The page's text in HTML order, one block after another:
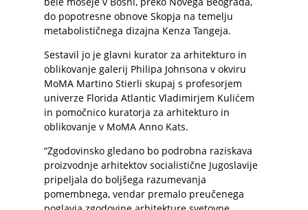
do popotresne obnove Skopja na temelju
metabolističnega dizajna Kenza Tangeja.
Sestavil jo je glavni kurator za arhitekturo in
oblikovanje galerij Philipa Johnsona v okviru
MoMA Martino Stierli skupaj s profesorjem
univerze Florida Atlantic Vladimirjem Kulićem
in pomočnico kuratorja za arhitekturo in
oblikovanje v MoMA Anno Kats.
“Zgodovinsko gledano bo podrobna raziskava
proizvodnje arhitektov socialistične Jugoslavije
pripeljala do boljšega razumevanja
pomembnega, vendar premalo preučenega